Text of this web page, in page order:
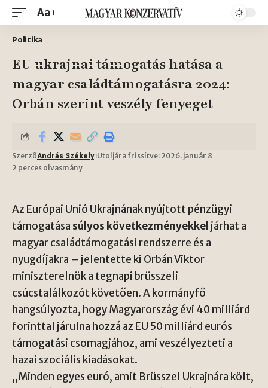
Aa
Politika
EU ukrajnai támogatás hatása a
magyar családtámogatásra 2024:
Orbán szerint veszély fenyeget
SzerzőAndrás Székely Utoljára frissítve: 2026. január 8
2 perces olvasmány
Az Európai Unió Ukrajnának nyújtott pénzügyi
támogatása súlyos következményekkel járhat a
magyar családtámogatási rendszerre és a
nyugdíjakra – jelentette ki Orbán Viktor
miniszterelnök a tegnapi brüsszeli
csúcstalálkozót követően. A kormányfő
hangsúlyozta, hogy Magyarország évi 40 milliárd
forinttal járulna hozzá az EU 50 milliárd eurós
támogatási csomagjához, ami veszélyezteti a
hazai szociális kiadásokat.
„Minden egyes euró, amit Brüsszel Ukrajnára költ,